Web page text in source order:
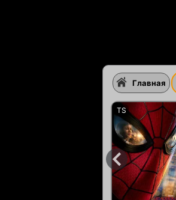
Главная